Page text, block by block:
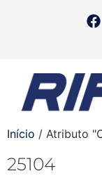
Início / Atributo
25104